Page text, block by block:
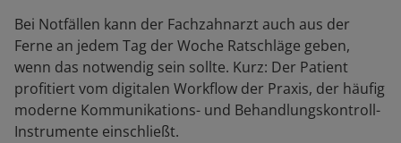
Bei Notfällen kann der Fachzahnarzt auch aus der
Ferne an jedem Tag der Woche Ratschläge geben,
wenn das notwendig sein sollte. Kurz: Der Patient
profitiert vom digitalen Workflow der Praxis, der häufig
moderne Kommunikations- und Behandlungskontroll-
Instrumente einschließt.